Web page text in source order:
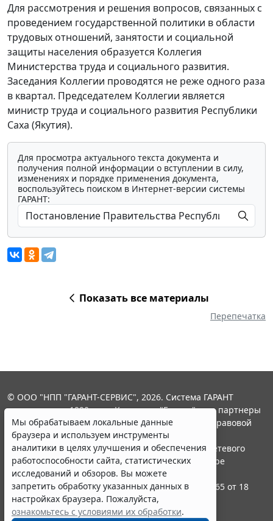
Для рассмотрения и решения вопросов, связанных с
проведением государственной политики в области
трудовых отношений, занятости и социальной
защиты населения образуется Коллегия
Министерства труда и социального развития.
Заседания Коллегии проводятся не реже одного раза
в квартал. Председателем Коллегии является
министр труда и социального развития Республики
Саха (Якутия).
Для просмотра актуального текста документа и
получения полной информации о вступлении в силу,
изменениях и порядке применения документа,
воспользуйтесь поиском в Интернет-версии системы
ГАРАНТ:
Показать все материалы
Перепечатка
Мы обрабатываем локальные данные
браузера и используем инструменты
аналитики в целях улучшения и обеспечения
работоспособности сайта, статистических
исследований и обзоров. Вы можете
запретить обработку указанных данных в
настройках браузера. Пожалуйста,
ознакомьтесь с условиями их обработки.
© ООО "НПП "ГАРАНТ-СЕРВИС", 2026. Система ГАРАНТ
выпускается с 1990 года. Компания "Гарант" и ее партнеры
являются участниками Российской ассоциации правовой
информации ГАРАНТ.
Портал ГАРАНТ.РУ зарегистрирован в качестве сетевого
издания Федеральной службой по надзору в сфере
связи,информационных технологий и массовых
коммуникаций (Роскомнадзором), Эл № ФС77-58365 от 18
июня 2014 года.